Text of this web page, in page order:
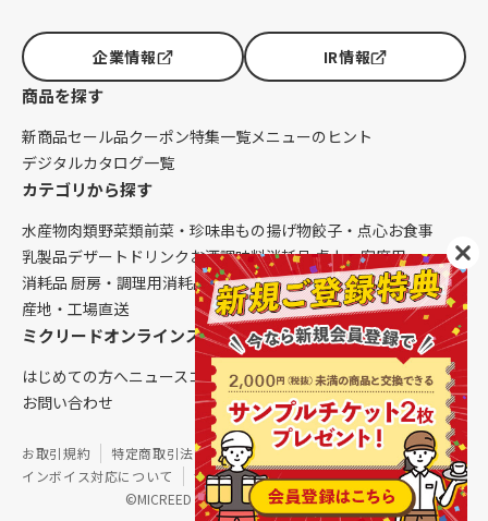
企業情報 IR情報
商品を探す
新商品セール品クーポン特集一覧メニューのヒント
デジタルカタログ一覧
カテゴリから探す
水産物肉類野菜類前菜・珍味串もの揚げ物餃子・点心お食事
乳製品デザート ドリンク お酒調味料消耗品 卓上・客席用
消耗品 厨房・調理用消耗品 クレンリネス生鮮品（配送便限定）
産地・工場直送
ミクリードオンラインストアについて
はじめての方へニュースコラムご利用ガイド会社概要
お問い合わせ
©MICREED CO.,LTD. All Rights Reserved.
お取引規約 特定商取引法に基づく表記
個人情報保護方針
インボイス対応について
サイトマップ